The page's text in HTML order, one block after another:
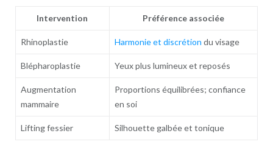
Intervention Préférence associée
Rhinoplastie Harmonie et discrétion du visage
Blépharoplastie Yeux plus lumineux et reposés
Augmentation
mammaire
Proportions équilibrées; confiance
en soi
Lifting fessier Silhouette galbée et tonique